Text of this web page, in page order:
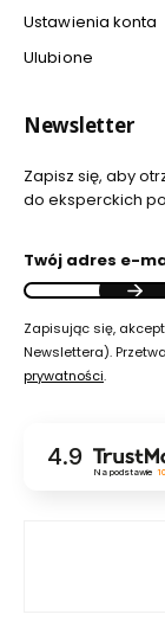
Ustawienia konta
Ulubione
Newsletter
Zapisz się, aby
do eksperckich
Twój adres e-
Zapisując się,
Newslettera).
prywatności.
4.9
Na podstawie